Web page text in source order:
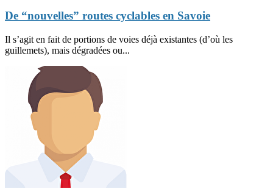
De “nouvelles” routes cyclables en Savoie
Il s’agit en fait de portions de voies déjà existantes (d’où les
guillemets), mais dégradées ou...